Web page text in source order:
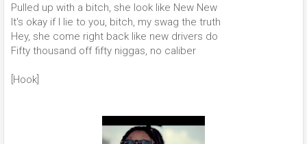
Pulled up with a bitch, she look like New New
It's okay if I lie to you, bitch, my swag the truth
Hey, she come right back like new drivers do
Fifty thousand off fifty niggas, no caliber
[Hook]